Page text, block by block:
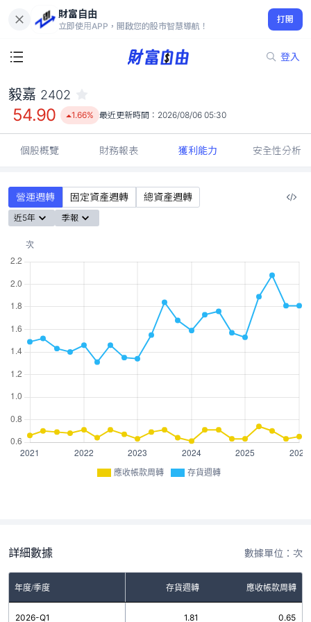
財富自由
立即使用APP，開啟您的股市智慧導航！
打開
登入
54.90
1.66%
毅嘉 2402
54.90 1.66% 最近更新時間： 2026/08/06 05:30
個股概覽 財務報表 獲利能力 安全性分析
營運週轉 固定資產週轉 總資產週轉
近5年 季報
應收帳款周轉 存貨週轉
詳細數據 數據單位：次
年度/季度 存貨週轉 應收帳款周轉
2026-Q1 1.81 0.65